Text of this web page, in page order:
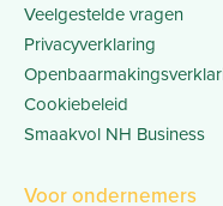
Veelgestelde vragen
Privacyverklaring
Cookiebeleid
Smaakvol NH Business
Voor ondernemers